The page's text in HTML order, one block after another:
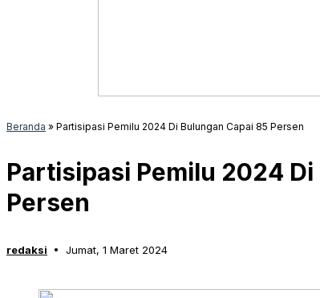
Beranda » Partisipasi Pemilu 2024 Di Bulungan Capai 85 Persen
Partisipasi Pemilu 2024
Persen
redaksi Jumat, 1 Maret 2024